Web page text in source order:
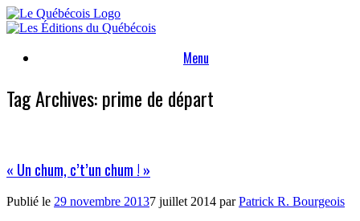
Skip
to
Menu
Tag Archives:prime de départ
« Un chum, c’t’un chum ! »
Publié le 29 novembre 20137 juillet 2014 parPatrick R. Bourgeois